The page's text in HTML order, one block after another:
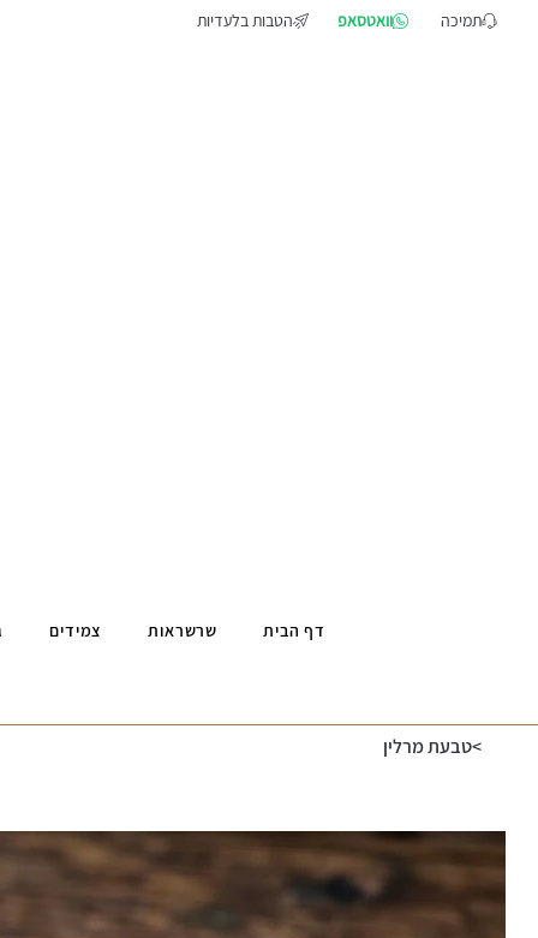
הטבות בלעדיות וואטסאפ תמיכה
דף הבית שרשראות צמידים
>טבעת מרלין